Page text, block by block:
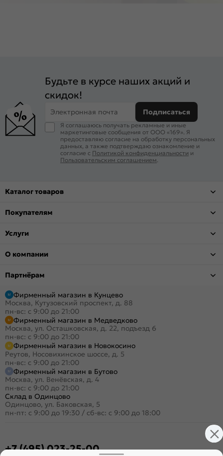
Будьте в курсе наших акций и
скидок!
Электронная почта Подписаться
Я соглашаюсь получать рекламные и иные
маркетинговые сообщения от ООО «169». Я
предоставляю согласие на обработку персональных
данных, а также подтверждаю ознакомление и
согласие с Политикой конфиденциальности и
Пользовательским соглашением.
Каталог товаров
Покупателям
Услуги
О компании
Партнёрам
Фирменный магазин в Кунцево
Москва, Кутузовский проспект, д. 88
пн-вс: с 9:00 до 21:00
Фирменный магазин в Медведково
Москва, ул. Осташковская, д. 22, подъезд 6
пн-вс: с 9:00 до 21:00
Фирменный магазин в Новокосино
Реутов, Носовихинское шоссе, д. 5
пн-вс: с 9:00 до 21:00
Фирменный магазин в Бутово
Москва, ул. Венёвская, д. 4
пн-вс: с 9:00 до 21:00
Склад в Одинцово
Одинцово, ул. Баковская, 5
пн-пт: с 9:00 до 19:30 / сб-вс: с 9:00 до 18:00
+7 (495) 023-25-00